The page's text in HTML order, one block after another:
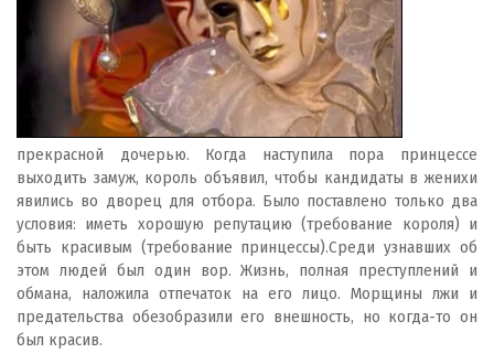
прекрасной дочерью. Когда наступила пора принцессе
выходить замуж, король объявил, чтобы кандидаты в женихи
явились во дворец для отбора. Было поставлено только два
условия: иметь хорошую репутацию (требование короля) и
быть красивым (требование принцессы).Среди узнавших об
этом людей был один вор. Жизнь, полная преступлений и
обмана, наложила отпечаток на его лицо. Морщины лжи и
предательства обезобразили его внешность, но когда-то он
был красив.